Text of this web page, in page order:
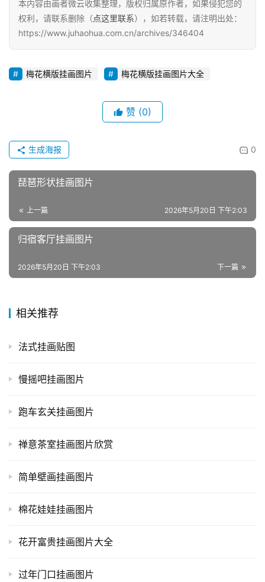
本内容由画者微云收集整理，版权归属原作者，如果侵犯您的
权利，请联系删除（点这里联系），如若转载，请注明出处：
https://www.juhaohua.com.cn/archives/346404
梅花横版挂画图片 梅花横版挂画图片大全
赞 (0)
0
生成海报
琵琶形状挂画图片
上一篇 2026年5月20日 下午2:03
归宿客厅挂画图片
下一篇
2026年5月20日 下午2:03
相关推荐
法式挂画贴图
慢摇吧挂画图片
跑车玄关挂画图片
禅意茶室挂画图片欣赏
简单壁画挂画图片
棉花娃娃挂画图片
花开富贵挂画图片大全
过年门口挂画图片